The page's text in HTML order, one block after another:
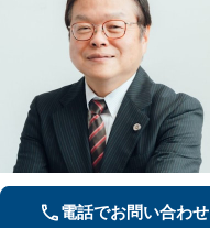
電話でお問い合わせ